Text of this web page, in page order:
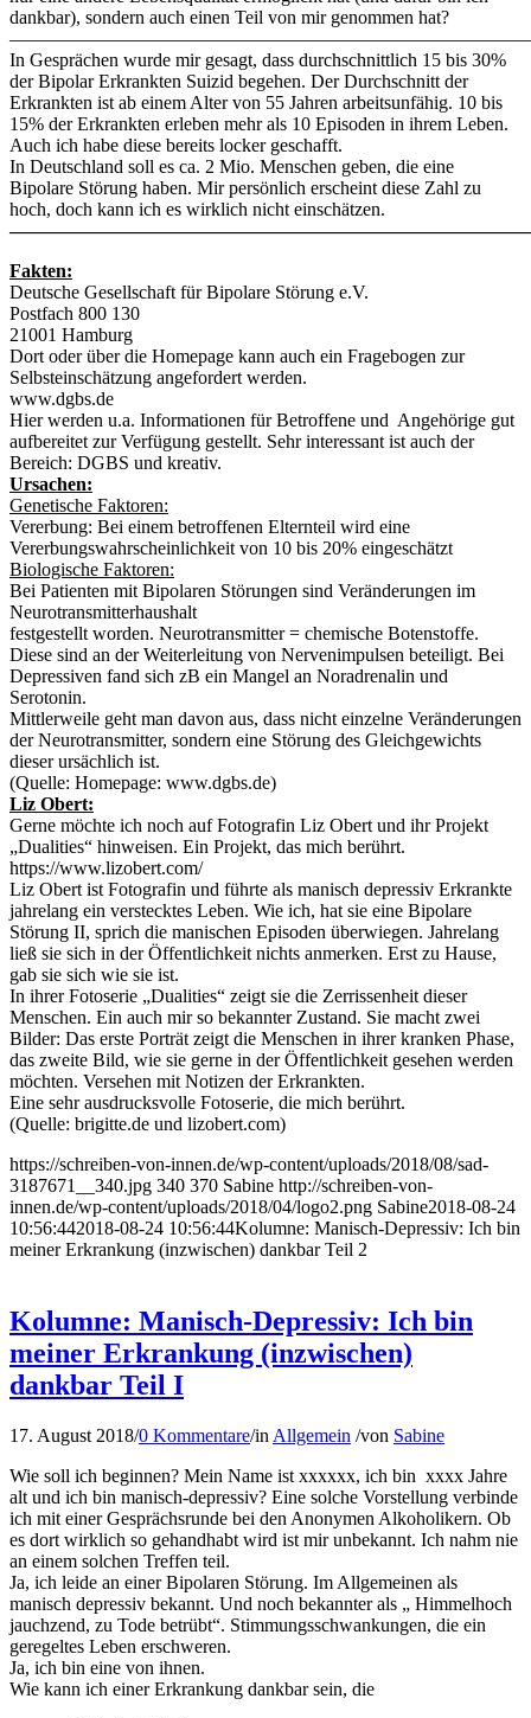
dankbar), sondern auch einen Teil von mir genommen hat?
In Gesprächen wurde mir gesagt, dass durchschnittlich 15 bis 30%
der Bipolar Erkrankten Suizid begehen. Der Durchschnitt der
Erkrankten ist ab einem Alter von 55 Jahren arbeitsunfähig. 10 bis
15% der Erkrankten erleben mehr als 10 Episoden in ihrem Leben.
Auch ich habe diese bereits locker geschafft.
In Deutschland soll es ca. 2 Mio. Menschen geben, die eine
Bipolare Störung haben. Mir persönlich erscheint diese Zahl zu
hoch, doch kann ich es wirklich nicht einschätzen.
Fakten:
Deutsche Gesellschaft für Bipolare Störung e.V.
Postfach 800 130
21001 Hamburg
Dort oder über die Homepage kann auch ein Fragebogen zur
Selbsteinschätzung angefordert werden.
www.dgbs.de
Hier werden u.a. Informationen für Betroffene und Angehörige gut
aufbereitet zur Verfügung gestellt. Sehr interessant ist auch der
Bereich: DGBS und kreativ.
Ursachen:
Genetische Faktoren:
Vererbung: Bei einem betroffenen Elternteil wird eine
Vererbungswahrscheinlichkeit von 10 bis 20% eingeschätzt
Biologische Faktoren:
Bei Patienten mit Bipolaren Störungen sind Veränderungen im
Neurotransmitterhaushalt
festgestellt worden. Neurotransmitter = chemische Botenstoffe.
Diese sind an der Weiterleitung von Nervenimpulsen beteiligt. Bei
Depressiven fand sich zB ein Mangel an Noradrenalin und
Serotonin.
Mittlerweile geht man davon aus, dass nicht einzelne Veränderungen
der Neurotransmitter, sondern eine Störung des Gleichgewichts
dieser ursächlich ist.
(Quelle: Homepage: www.dgbs.de)
Liz Obert:
Gerne möchte ich noch auf Fotografin Liz Obert und ihr Projekt
„Dualities“ hinweisen. Ein Projekt, das mich berührt.
https://www.lizobert.com/
Liz Obert ist Fotografin und führte als manisch depressiv Erkrankte
jahrelang ein verstecktes Leben. Wie ich, hat sie eine Bipolare
Störung II, sprich die manischen Episoden überwiegen. Jahrelang
ließ sie sich in der Öffentlichkeit nichts anmerken. Erst zu Hause,
gab sie sich wie sie ist.
In ihrer Fotoserie „Dualities“ zeigt sie die Zerrissenheit dieser
Menschen. Ein auch mir so bekannter Zustand. Sie macht zwei
Bilder: Das erste Porträt zeigt die Menschen in ihrer kranken Phase,
das zweite Bild, wie sie gerne in der Öffentlichkeit gesehen werden
möchten. Versehen mit Notizen der Erkrankten.
Eine sehr ausdrucksvolle Fotoserie, die mich berührt.
(Quelle: brigitte.de und lizobert.com)
https://schreiben-von-innen.de/wp-content/uploads/2018/08/sad-
3187671__340.jpg 340 370 Sabine http://schreiben-von-
innen.de/wp-content/uploads/2018/04/logo2.png Sabine2018-08-24
10:56:442018-08-24 10:56:44Kolumne: Manisch-Depressiv: Ich bin
meiner Erkrankung (inzwischen) dankbar Teil 2
Kolumne: Manisch-Depressiv: Ich bin
meiner Erkrankung (inzwischen)
dankbar Teil I
17. August 2018/0 Kommentare/in Allgemein /von Sabine
Wie soll ich beginnen? Mein Name ist xxxxxx, ich bin xxxx Jahre
alt und ich bin manisch-depressiv? Eine solche Vorstellung verbinde
ich mit einer Gesprächsrunde bei den Anonymen Alkoholikern. Ob
es dort wirklich so gehandhabt wird ist mir unbekannt. Ich nahm nie
an einem solchen Treffen teil.
Ja, ich leide an einer Bipolaren Störung. Im Allgemeinen als
manisch depressiv bekannt. Und noch bekannter als „ Himmelhoch
jauchzend, zu Tode betrübt“. Stimmungsschwankungen, die ein
geregeltes Leben erschweren.
Ja, ich bin eine von ihnen.
Wie kann ich einer Erkrankung dankbar sein, die